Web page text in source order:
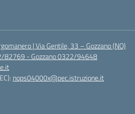
| Via Gentile, 33 – Gozzano (NO)
82769 - Gozzano 0322/94648
nops04000x@pec.istruzione.it